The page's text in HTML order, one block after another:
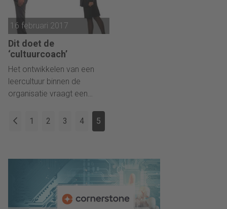
balans gevonden.
16 februari 2017
Dit doet de
‘cultuurcoach’
Het ontwikkelen van een
leercultuur binnen de
organisatie vraagt een
cultuurcoach. Hoe ontwikkel
1 2 3 4 5